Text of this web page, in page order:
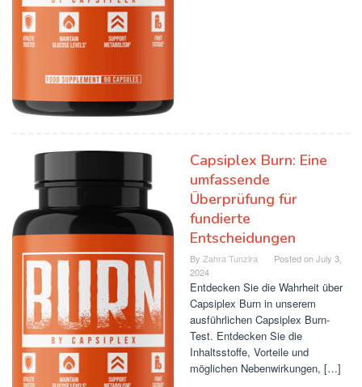
Capsiplex Burn: Eine
umfassende
Überprüfung für
fundierte
Entscheidungen
By Zahra Tunzira Posted onJuly 3,
2024
Entdecken Sie die Wahrheit über
Capsiplex Burn in unserem
ausführlichen Capsiplex Burn-
Test. Entdecken Sie die
Inhaltsstoffe, Vorteile und
möglichen Nebenwirkungen, […]